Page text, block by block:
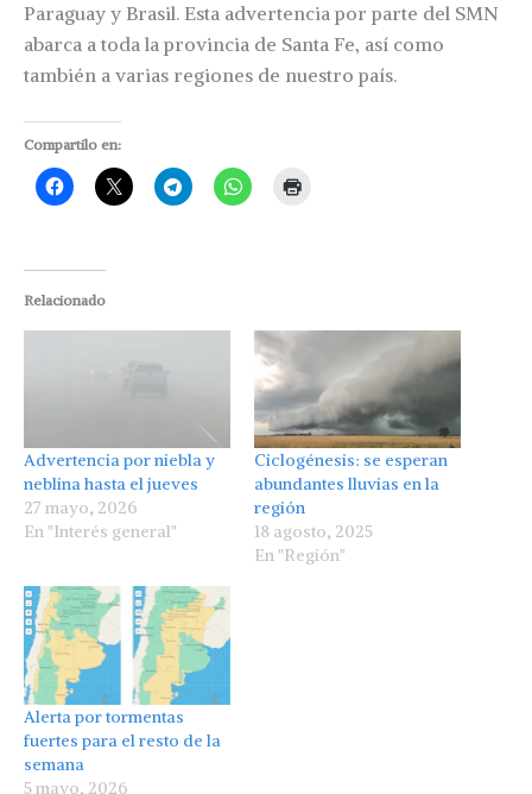
Paraguay y Brasil. Esta advertencia por parte del SMN
abarca a toda la provincia de Santa Fe, así como
también a varias regiones de nuestro país.
Compartilo en:
Relacionado
Advertencia por niebla y
neblina hasta el jueves
27 mayo, 2026
En "Interés general"
Ciclogénesis: se esperan
abundantes lluvias en la
región
18 agosto, 2025
En "Región"
Alerta por tormentas
fuertes para el resto de la
semana
5 mayo, 2026